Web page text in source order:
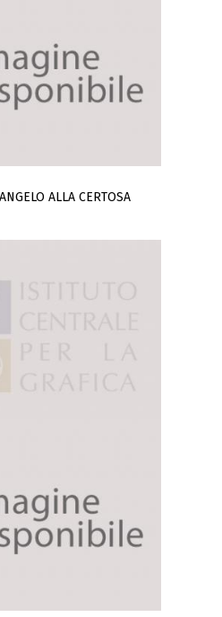
ALLA CERTOSA